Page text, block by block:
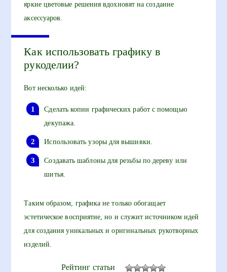
яркие цветовые решения вдохновят на создание
аксессуаров.
Как использовать графику в
рукоделии?
Вот несколько идей:
Сделать копии графических работ с помощью
декупажа.
Использовать узоры для вышивки.
Создавать шаблоны для резьбы по дереву или
шитья.
Таким образом, графика не только обогащает
эстетическое восприятие, но и служит источником идей
для создания уникальных и оригинальных рукотворных
изделий.
Рейтинг статьи